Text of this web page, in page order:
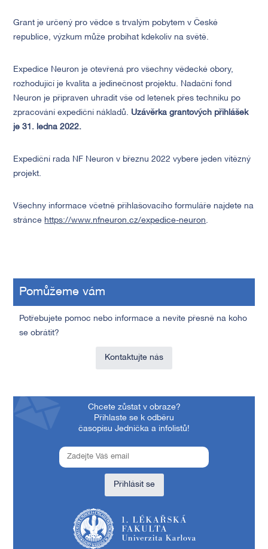
Grant je určený pro vědce s trvalým pobytem v České
republice, výzkum může probíhat kdekoliv na světě.
Expedice Neuron je otevřená pro všechny vědecké obory,
rozhodující je kvalita a jedinečnost projektu. Nadační fond
Neuron je připraven uhradit vše od letenek přes techniku po
zpracování expediční nákladů. Uzávěrka grantových přihlášek
je 31. ledna 2022.
Expediční rada NF Neuron v březnu 2022 vybere jeden vítězný
projekt.
Všechny informace včetně přihlašovacího formuláře najdete na
stránce https://www.nfneuron.cz/expedice-neuron.
Pomůžeme vám
Potřebujete pomoc nebo informace a nevíte přesně na koho
se obrátit?
Kontaktujte nás
Chcete zůstat v obraze?
Přihlaste se k odběru
časopisu Jednička a infolistů!
Přihlásit se